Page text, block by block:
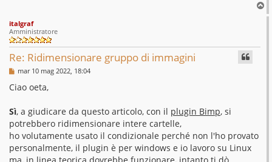
o
italgraf
Amministratore
Re: Ridimensionare gruppo di immagini
M
s
s
g
g
i
o
mar 10 mag 2022, 18:04
Ciao oeta,
Sì, a giudicare da questo articolo, con il plugin Bimp, si
potrebbero ridimensionare intere cartelle,
ho volutamente usato il condizionale perché non l'ho provato
personalmente, il plugin è per windows e io lavoro su Linux